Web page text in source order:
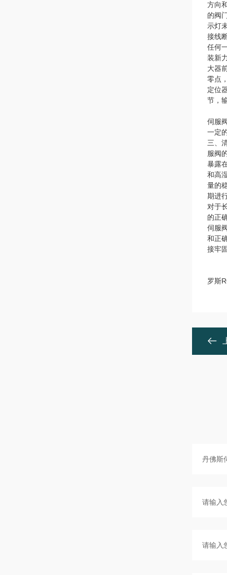
方向
的阀
示灯
接线
任何
装新
大器
零点
定位
节，
伺服
一定
三、
服阀
暴露
和高
量的
期进
对于
的正
伺服
和正
接牢
罗斯